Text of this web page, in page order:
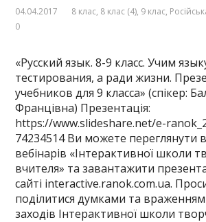
04.04.2017 8 клас, 8 клас (4), 9 клас,
0
«Русский язык. 8-9 класс. Учим
тестирования, а ради жизни.
учебников для 9 класса» (спікер:
Францівна) Презентація:
https://www.slideshare.net/e-
74234514 Ви можете переглянути
вебінарів «Інтерактивної школи
вчителя» та завантажити
сайті interactive.ranok.com.ua.
поділитися думками та
заходів Інтерактивної школи